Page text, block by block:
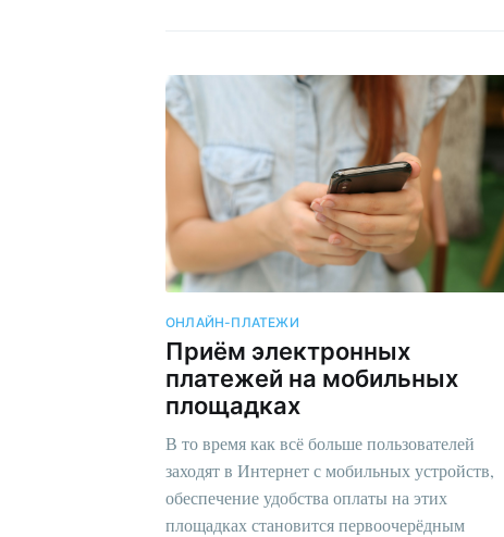
ОНЛАЙН-ПЛАТЕЖИ
Приём электронных
платежей на мобильных
площадках
В то время как всё больше пользователей
заходят в Интернет с мобильных устройств,
обеспечение удобства оплаты на этих
площадках становится первоочерёдным